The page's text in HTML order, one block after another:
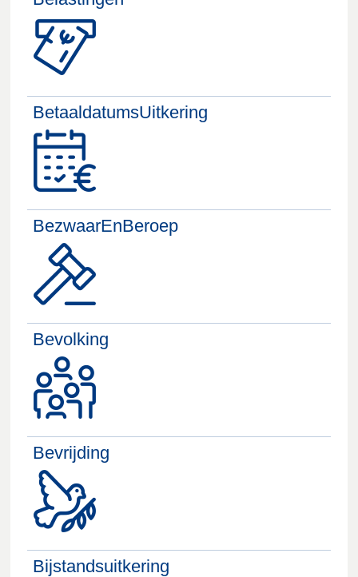
BetaaldatumsUitkering
BezwaarEnBeroep
Bevolking
Bevrijding
Bijstandsuitkering